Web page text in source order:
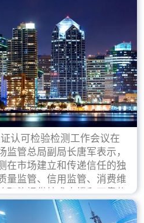
认可检验检测工作会议在
监管总局副局长唐军表示，
在市场建立和传递信任的独
量监管、信用监管、消费维
职能提供技术支撑和可靠依